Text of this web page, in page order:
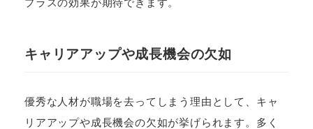
キャリアアップや成長機会の欠如
優秀な人材が職場を去ってしまう理由として、キャ
リアアップや成長機会の欠如が挙げられます。多く